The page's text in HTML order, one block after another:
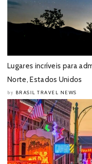
Lugares incríveis para
Norte, Estados Unidos
by BRASIL TRAVEL NEWS